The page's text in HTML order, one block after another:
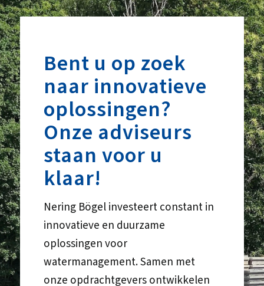
Bent u op zoek
naar innovatieve
oplossingen?
Onze adviseurs
staan voor u
klaar!
Nering Bögel investeert constant in
innovatieve en duurzame
oplossingen voor
watermanagement. Samen met
onze opdrachtgevers ontwikkelen